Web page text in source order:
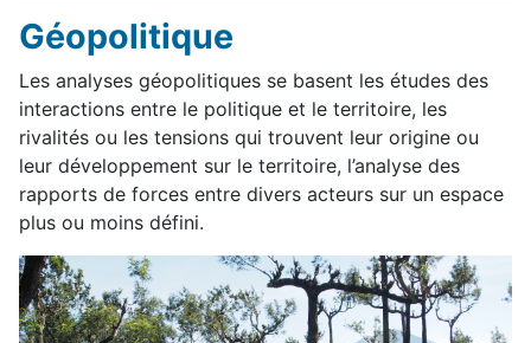
Géopolitique
Les analyses géopolitiques se basent les études des
interactions entre le politique et le territoire, les
rivalités ou les tensions qui trouvent leur origine ou
leur développement sur le territoire, l’analyse des
rapports de forces entre divers acteurs sur un espace
plus ou moins défini.